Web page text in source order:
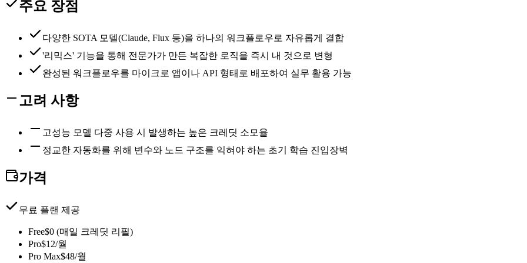
주요 장점
다양한 SOTA 모델(Claude, Flux 등)을 하나의 워크플로우로 자유롭게 결합
'리믹스' 기능을 통해 전문가가 만든 복잡한 로직을 즉시 내 것으로 변형
완성된 워크플로우를 마이크로 앱이나 API 형태로 배포하여 실무 활용 가능
고려 사항
고성능 모델 다중 사용 시 발생하는 높은 크레딧 소모율
정교한 자동화를 위해 변수와 노드 구조를 익혀야 하는 초기 학습 진입장벽
가격
무료 플랜 제공
Free$0 (매일 크레딧 리필)
Pro$12/월
Pro Max$48/월